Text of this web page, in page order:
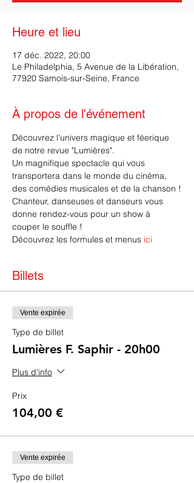
Heure et lieu
17 déc. 2022, 20:00
Le Philadelphia, 5 Avenue de la Libération,
77920 Samois-sur-Seine, France
À propos de l'événement
Découvrez l'univers magique et féerique
de notre revue "Lumières".
Un magnifique spectacle qui vous
transportera dans le monde du cinéma,
des comédies musicales et de la chanson !
Chanteur, danseuses et danseurs vous
donne rendez-vous pour un show à
couper le souffle !
Découvrez les formules et menus ici
Billets
Vente expirée
Type de billet
Lumières F. Saphir - 20h00
Plus d'info
Prix
104,00 €
Vente expirée
Type de billet